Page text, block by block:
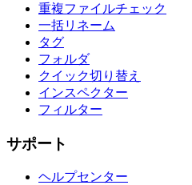
重複ファイルチェック
一括リネーム
タグ
フォルダ
クイック切り替え
インスペクター
フィルター
サポート
ヘルプセンター